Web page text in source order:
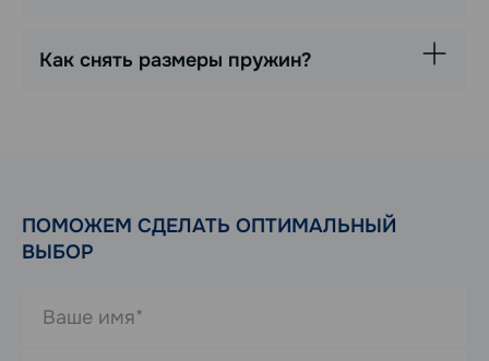
Как снять размеры пружин?
ПОМОЖЕМ СДЕЛАТЬ ОПТИМАЛЬНЫЙ
ВЫБОР